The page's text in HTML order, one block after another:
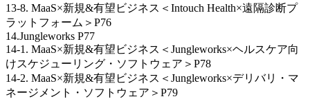
13-8. MaaS×新規&有望ビジネス＜Intouch Health×遠隔診断プ
ラットフォーム＞P76
14.Jungleworks P77
14-1. MaaS×新規&有望ビジネス＜Jungleworks×ヘルスケア向
けスケジューリング・ソフトウェア＞P78
14-2. MaaS×新規&有望ビジネス＜Jungleworks×デリバリ・マ
ネージメント・ソフトウェア＞P79